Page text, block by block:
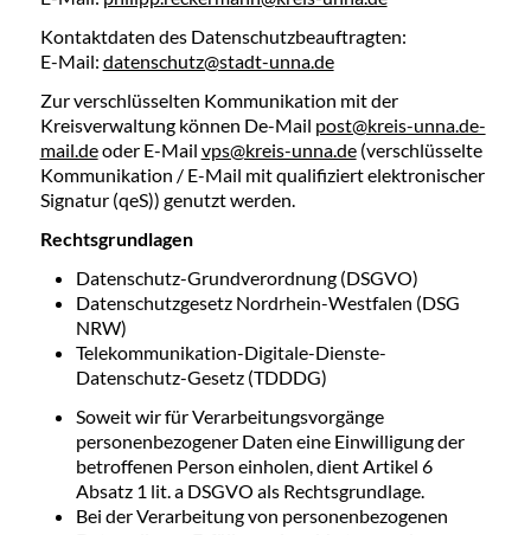
Kontaktdaten des Datenschutzbeauftragten:
E-Mail: datenschutz@stadt-unna.de
Zur verschlüsselten Kommunikation mit der
Kreisverwaltung können De-Mail post@kreis-unna.de-
mail.deoder E-Mail vps@kreis-unna.de(verschlüsselte
Kommunikation / E-Mail mit qualifiziert elektronischer
Signatur (qeS)) genutzt werden.
Rechtsgrundlagen
Datenschutz-Grundverordnung (DSGVO)
Datenschutzgesetz Nordrhein-Westfalen (DSG
NRW)
Telekommunikation-Digitale-Dienste-
Datenschutz-Gesetz (TDDDG)
Soweit wir für Verarbeitungsvorgänge
personenbezogener Daten eine Einwilligung der
betroffenen Person einholen, dient Artikel 6
Absatz 1 lit. a DSGVO als Rechtsgrundlage.
Bei der Verarbeitung von personenbezogenen